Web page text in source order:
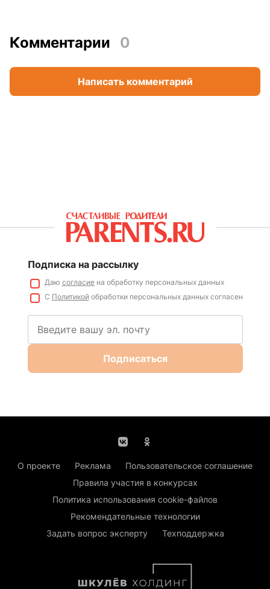
Комментарии 0
Написать комментарий
Подписка на рассылку
Даю согласиена обработку персональных данных
С Политикойобработки персональных данных согласен
Подписаться
О проекте Реклама
Пользовательское соглашение
Правила участия в конкурсах
Политика использования cookie-файлов
Рекомендательные технологии
Задать вопрос эксперту
Техподдержка